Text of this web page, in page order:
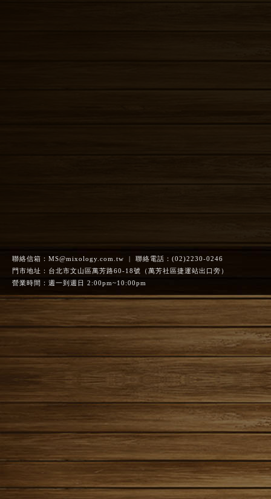
聯絡信箱： MS@mixology.com.tw | 聯絡電話：(02)2230-0246
門市地址：台北市文山區萬芳路60-18號（萬芳社區捷運站出口旁）
營業時間：週一到週日 2:00pm~10:00pm